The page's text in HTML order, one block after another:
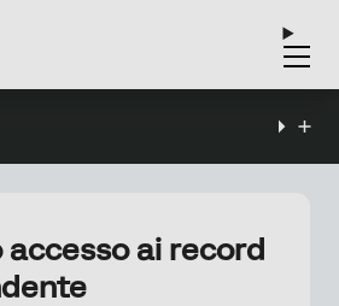
ai record